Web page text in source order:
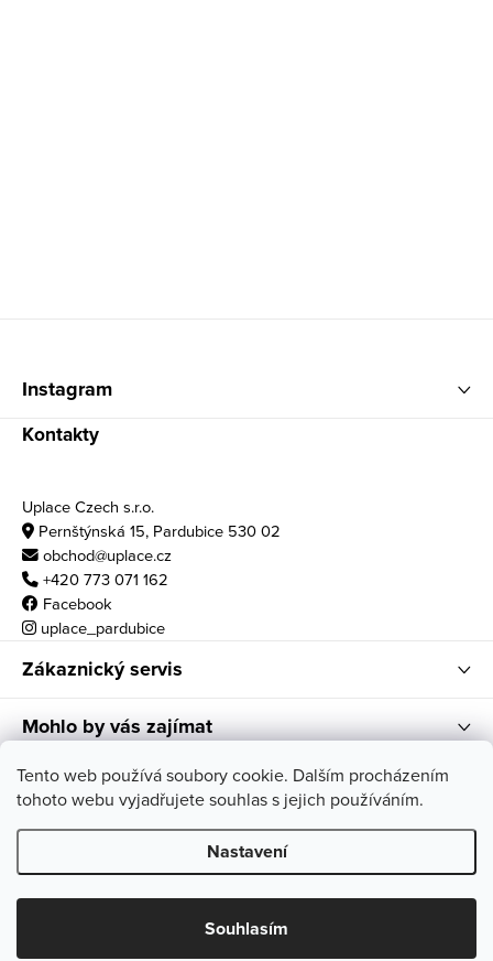
Tento web používá soubory cookie. Dalším procházením
tohoto webu vyjadřujete souhlas s jejich používáním.
Nastavení
Souhlasím
Instagram
Kontakty
Uplace Czech s.r.o.
Pernštýnská 15, Pardubice 530 02
obchod@uplace.cz
+420 773 071 162
Facebook
uplace_pardubice
Zákaznický servis
Mohlo by vás zajímat
Otvírací doba
Copyright 2026Uplace. Všechna práva vyhrazena.